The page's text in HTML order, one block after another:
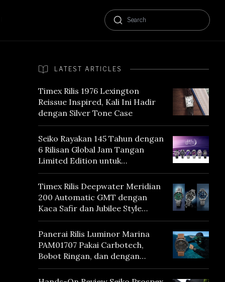
LATEST ARTICLES
Timex Rilis 1976 Lexington
Reissue Inspired, Kali Ini Hadir
dengan Silver Tone Case
Seiko Rayakan 145 Tahun dengan
6 Rilisan Global Jam Tangan
Limited Edition untuk
Menghormati Edo Purple,
Warna yang Mencerminkan
Warisan Tokyo
Timex Rilis Deepwater Meridian
200 Automatic GMT dengan
Kaca Safir dan Jubilee Style
Bracelet
Panerai Rilis Luminor Marina
PAM01707 Pakai Carbotech,
Bobot Ringan, dan dengan
Vintage Vibes